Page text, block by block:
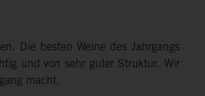
Die besten Weine des Jahrgangs
und von sehr guter Struktur. Wir
macht.